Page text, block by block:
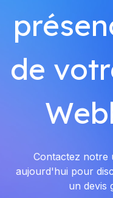
de
Contactez notre
aujourd'hui pour
un devis